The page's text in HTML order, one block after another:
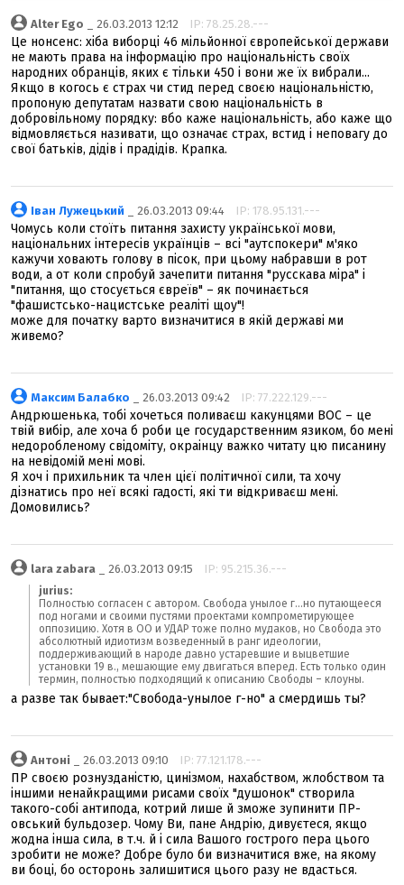
Alter Ego _ 26.03.2013 12:12 IP: 78.25.28.---
Це нонсенс: хіба виборці 46 мільйонної європейської держави
не мають права на інформацію про національність своїх
народних обранців, яких є тільки 450 і вони же їх вибрали...
Якщо в когось є страх чи стид перед своєю національністю,
пропоную депутатам назвати свою національність в
добровільному порядку: вбо каже національність, або каже що
відмовляється називати, що означає страх, встид і неповагу до
свої батьків, дідів і прадідів. Крапка.
Іван Лужецький _ 26.03.2013 09:44 IP: 178.95.131.---
Чомусь коли стоїть питання захисту української мови,
національних інтересів українців – всі "аутспокери" м'яко
кажучи ховають голову в пісок, при цьому набравши в рот
води, а от коли спробуй зачепити питання "русскава міра" і
"питання, що стосується євреїв" – як починається
"фашистсько-нацистське реаліті щоу"!
може для початку варто визначитися в якій державі ми
живемо?
Максим Балабко _ 26.03.2013 09:42 IP: 77.222.129.---
Андрюшенька, тобі хочеться поливаєш какунцями ВОС – це
твій вибір, але хоча б роби це государственним язиком, бо мені
недоробленому свідоміту, окраінцу важко читату цю писанину
на невідомій мені мові.
Я хоч і прихильник та член цієї політичної сили, та хочу
дізнатись про неї всякі гадості, які ти відкриваєш мені.
Домовились?
lara zabara _ 26.03.2013 09:15 IP: 95.215.36.---
jurius:
Полностью согласен с автором. Свобода унылое г...но путающееся
под ногами и своими пустями проектами компрометирующее
оппозицию. Хотя в ОО и УДАР тоже полно мудаков, но Свобода это
абсолютный идиотизм возведенный в ранг идеологии,
поддерживающий в народе давно устаревшие и выцветшие
установки 19 в., мешающие ему двигаться вперед. Есть только один
термин, полностью подходящий к описанию Свободы – клоуны.
а разве так бывает:"Свобода-унылое г-но" а смердишь ты?
Антоні _ 26.03.2013 09:10 IP: 77.121.178.---
ПР своєю рознузданістю, цинізмом, нахабством, жлобством та
іншими ненайкращими рисами своїх "душонок" створила
такого-собі антипода, котрий лише й зможе зупинити ПР-
овський бульдозер. Чому Ви, пане Андрію, дивуєтеся, якщо
жодна інша сила, в т.ч. й і сила Вашого гострого пера цього
зробити не може? Добре було би визначитися вже, на якому
ви боці, бо осторонь залишитися цього разу не вдасться.